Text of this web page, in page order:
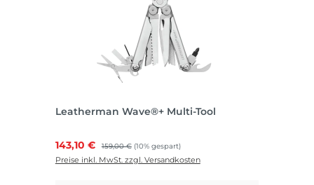
Leatherman Wave®+ Multi-Tool
Verkaufspreis:
143,10 € Regulärer Preis:
159,00 € (10% gespart)
Preise inkl. MwSt. zzgl. Versandkosten